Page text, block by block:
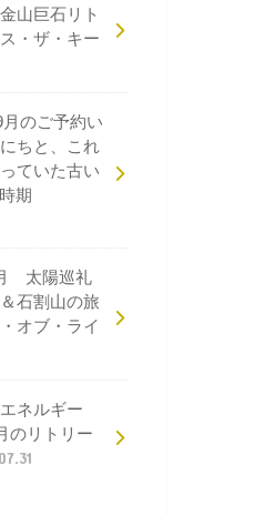
山巨石リト
・ザ・キー
のご予約い
ちと、これ
ていた古い
期
太陽巡礼
石割山の旅
オブ・ライ
ネルギー
のリトリー